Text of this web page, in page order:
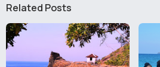
Related Posts